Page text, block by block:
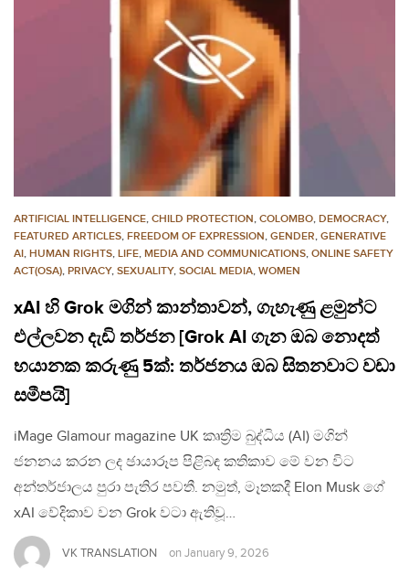
ARTIFICIAL INTELLIGENCE, CHILD PROTECTION, COLOMBO, DEMOCRACY,
FEATURED ARTICLES, FREEDOM OF EXPRESSION, GENDER, GENERATIVE
AI, HUMAN RIGHTS, LIFE, MEDIA AND COMMUNICATIONS, ONLINE SAFETY
ACT(OSA), PRIVACY, SEXUALITY, SOCIAL MEDIA, WOMEN
xAI හි Grok මගින් කාන්තාවන්, ගැහැණු ළමුන්ට
එල්ලවන දැඩි තර්ජන [Grok AI ගැන ඔබ නොදත්
භයානක කරුණු 5ක්: තර්ජනය ඔබ සිතනවාට වඩා
සමීපයි]
iMage Glamour magazine UK කෘත්‍රිම බුද්ධිය (AI) මගින්
ජනනය කරන ලද ඡායාරූප පිළිබඳ කතිකාව මේ වන විට
අන්තර්ජාලය පුරා පැතිර පවතී. නමුත්, මෑතකදී Elon Musk ගේ
xAI වේදිකාව වන Grok වටා ඇතිවූ…
VK TRANSLATION on January 9, 2026